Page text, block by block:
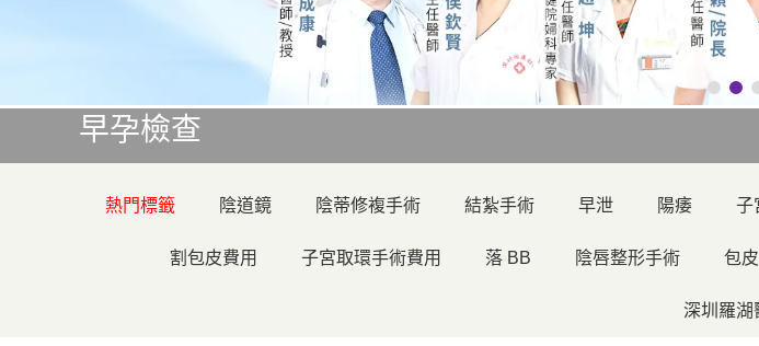
早孕檢查
熱門標籤 陰道鏡 陰蒂修複手術 結紮手術 早泄 陽痿 子
割包皮費用 子宮取環手術費用 落 BB 陰唇整形手術 包
深圳羅湖